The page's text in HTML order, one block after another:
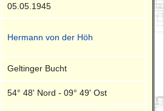
05.05.1945
Hermann von der Höh
Geltinger Bucht
54° 48' Nord - 09° 49' Ost